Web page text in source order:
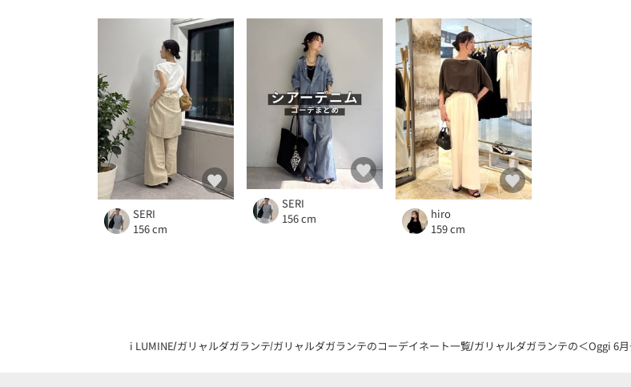
SERI
156 cm
SERI
156 cm
hiro
159 cm
i LUMINE ガリャルダガランテ ガリャルダガランテのコーデイネート一覧ガリャルダガランテの＜Oggi 6